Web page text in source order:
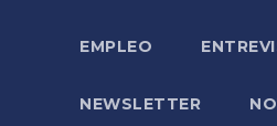
EMPLEO
NEWSLETTER